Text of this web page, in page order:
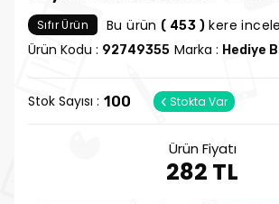
Sıfır Ürün Bu ürün ( 453 ) kere
Ürün Kodu : 92749355 Marka : Hediye
Stok Sayısı : 100 Stokta Var
Ürün Fiyatı
282 TL